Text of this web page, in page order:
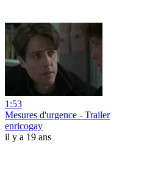
1:53
Mesures d'urgence - Trailer
enricogay
il y a 19 ans